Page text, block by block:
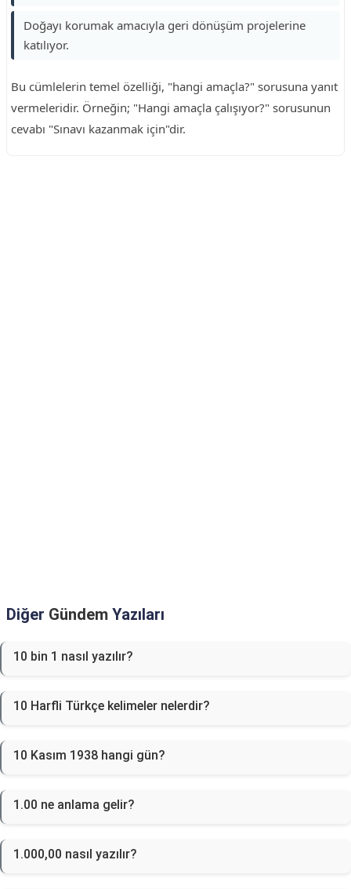
Doğayı korumak amacıyla geri dönüşüm projelerine
katılıyor.
Bu cümlelerin temel özelliği, "hangi amaçla?" sorusuna yanıt
vermeleridir. Örneğin; "Hangi amaçla çalışıyor?" sorusunun
cevabı "Sınavı kazanmak için"dir.
Diğer Gündem Yazıları
10 bin 1 nasıl yazılır?
10 Harfli Türkçe kelimeler nelerdir?
10 Kasım 1938 hangi gün?
1.00 ne anlama gelir?
1.000,00 nasıl yazılır?